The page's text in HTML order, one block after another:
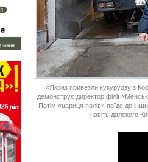
«Якраз привезли кукурудзу з
демонструє директор філії
Потім «цариця полів» поїде до
навіть далекого